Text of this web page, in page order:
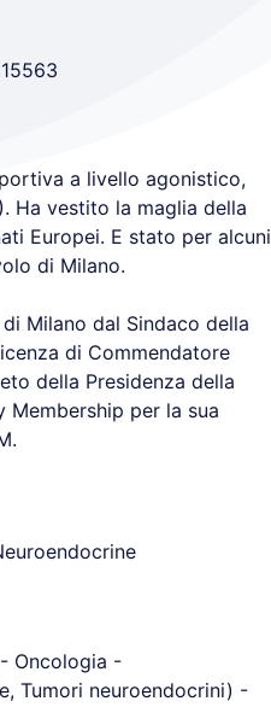
a livello agonistico,
Ha vestito la maglia della
Europei. E stato per alcuni
di Milano.
Milano dal Sindaco della
di Commendatore
della Presidenza della
Membership per la sua
Oncologia -
Tumori neuroendocrini) -